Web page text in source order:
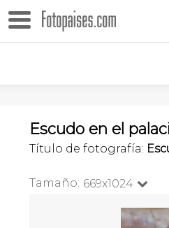
Escudo en el
Título de fotografía:
Tamaño: 669x1024 